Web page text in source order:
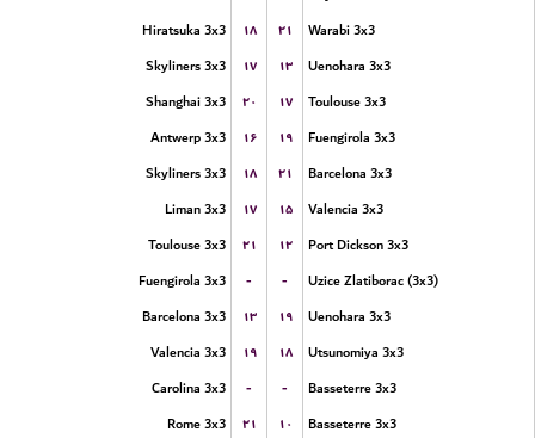
Hiratsuka 3x3
۱۸ ۲۱
Warabi 3x3
Skyliners 3x3
۱۷ ۱۳
Uenohara 3x3
Shanghai 3x3
۲۰ ۱۷
Toulouse 3x3
Antwerp 3x3
۱۶ ۱۹
Fuengirola 3x3
Skyliners 3x3
۱۸ ۲۱
Barcelona 3x3
Liman 3x3
۱۷ ۱۵
Valencia 3x3
Toulouse 3x3
۲۱ ۱۲
Port Dickson 3x3
Fuengirola 3x3
- -
Uzice Zlatiborac (3x3)
Barcelona 3x3
۱۳ ۱۹
Uenohara 3x3
Valencia 3x3
۱۹ ۱۸
Utsunomiya 3x3
Carolina 3x3
- -
Basseterre 3x3
Rome 3x3
۲۱ ۱۰
Basseterre 3x3